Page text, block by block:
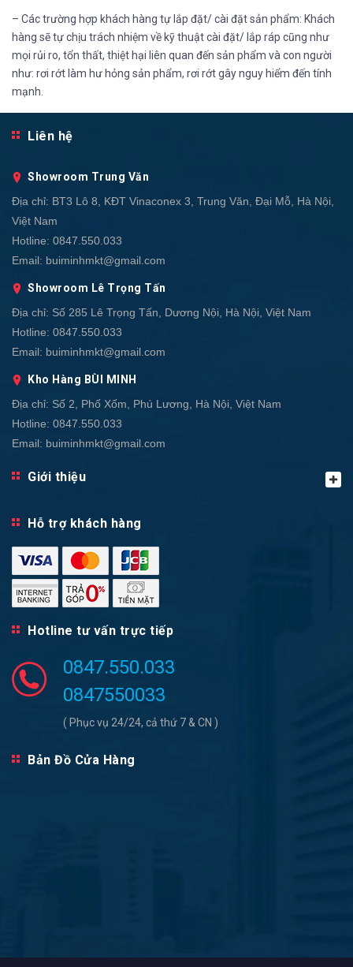
– Các trường hợp khách hàng tự lắp đặt/ cài đặt sản phẩm: Khách
hàng sẽ tự chịu trách nhiệm về kỹ thuật cài đặt/ lắp ráp cũng như
mọi rủi ro, tổn thất, thiệt hại liên quan đến sản phẩm và con người
như: rơi rớt làm hư hỏng sản phẩm, rơi rớt gây nguy hiểm đến tính
mạnh.
Liên hệ
Showroom Trung Văn
Địa chỉ: BT3 Lô 8, KĐT Vinaconex 3, Trung Văn, Đại Mỗ, Hà Nội,
Việt Nam
Hotline: 0847.550.033
Email: buiminhmkt@gmail.com
Showroom Lê Trọng Tấn
Địa chỉ: Số 285 Lê Trọng Tấn, Dương Nội, Hà Nội, Việt Nam
Hotline: 0847.550.033
Email: buiminhmkt@gmail.com
Kho Hàng BÙI MINH
Địa chỉ: Số 2, Phố Xốm, Phú Lương, Hà Nội, Việt Nam
Hotline: 0847.550.033
Email: buiminhmkt@gmail.com
Giới thiệu
Hỗ trợ khách hàng
Hotline tư vấn trực tiếp
0847.550.033
0847550033
( Phục vụ 24/24, cả thứ 7 & CN )
Bản Đồ Cửa Hàng